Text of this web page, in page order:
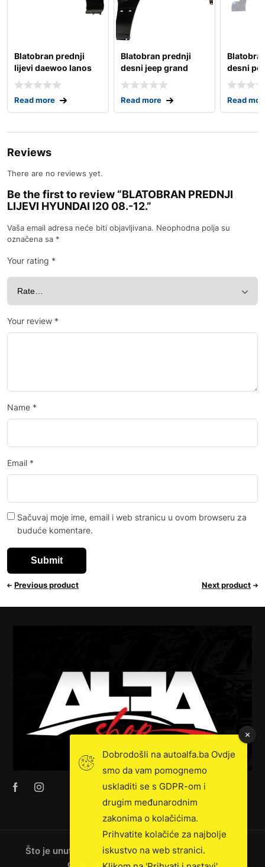
Blatobran prednji
lijevi daewoo lanos
98.-
Read more
Blatobran prednji
desni jeep grand
cherokee ii wj 98.-05
Read more
desni
01.-
Read
Reviews
There are no reviews yet.
Be the first to review “BLATOBRAN PREDNJI
LIJEVI HYUNDAI I20 08.-12.”
Vaša email adresa neće biti objavljivana. Neophodna polja su
označena sa *
Your rating *
Your review *
Name *
Email *
Sačuvaj moje ime, email i web stranicu u ovom browseru za
buduće komentare.
Previous product Next product
Što je unutra: novosti, ekskluzivna prodaja, vijesti
o kamionima i još mnogo toga!
Dobrodošli na autoalfa.ba Ovdje
smo da vam pomognemo
uskladiti se s GDPR-om i
drugim međunarodnim
zakonima o kolačićima.
Prihvatite kolačiće za najbolje
iskustvo na web stranici.